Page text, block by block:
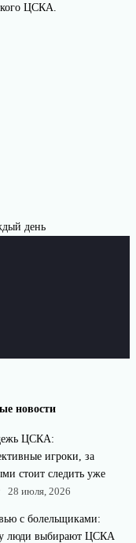
ЦСКА.
день
новости
ЦСКА:
игроки, за
стоит следить уже
28 июля, 2026
с болельщиками:
люди выбирают ЦСКА